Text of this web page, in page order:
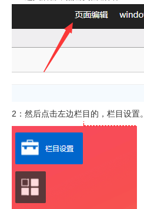
2：然后点击左边栏目的，栏目设置。